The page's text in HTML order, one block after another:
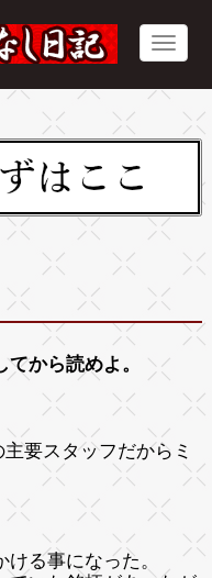
てから読めよ。
要スタッフだからミ
る事になった。